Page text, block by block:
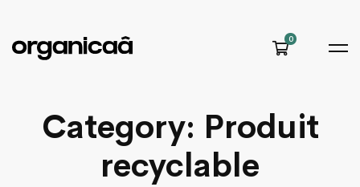
Category: Produit
recyclable